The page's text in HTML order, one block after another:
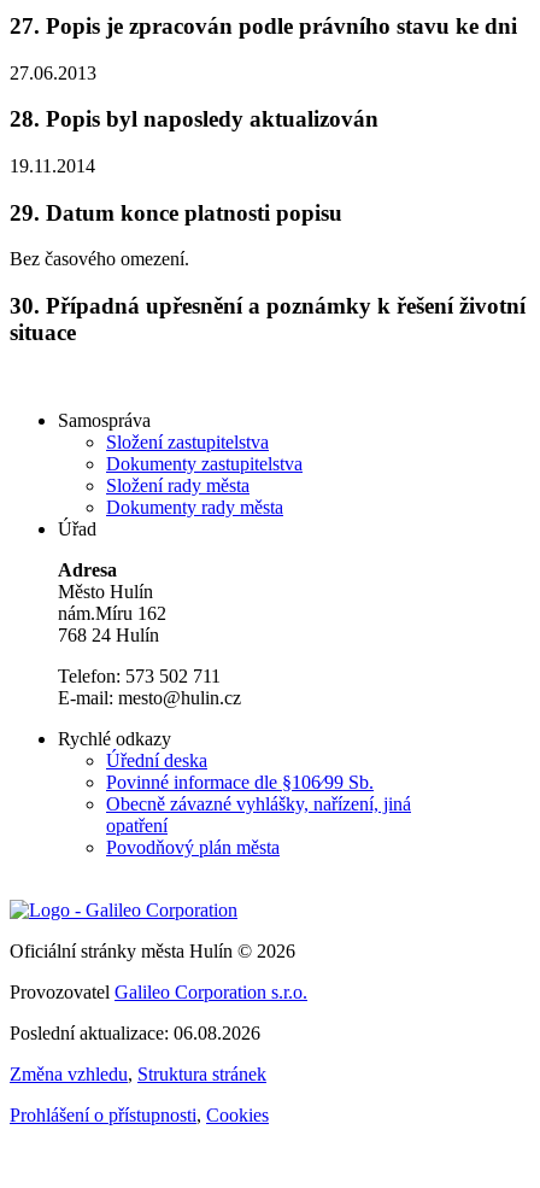
27. Popis je zpracován podle právního stavu ke dni
27.06.2013
28. Popis byl naposledy aktualizován
19.11.2014
29. Datum konce platnosti popisu
Bez časového omezení.
30. Případná upřesnění a poznámky k řešení životní
situace
Samospráva
Složení zastupitelstva
Dokumenty zastupitelstva
Složení rady města
Dokumenty rady města
Úřad
Adresa
Město Hulín
nám.Míru 162
768 24 Hulín
Telefon: 573 502 711
E-mail: mesto@hulin.cz
Rychlé odkazy
Úřední deska
Povinné informace dle §106⁄99 Sb.
Obecně závazné vyhlášky, nařízení, jiná
opatření
Povodňový plán města
Oficiální stránky města Hulín © 2026
Provozovatel Galileo Corporation s.r.o.
Poslední aktualizace: 06.08.2026
Změna vzhledu, Struktura stránek
Prohlášení o přístupnosti, Cookies